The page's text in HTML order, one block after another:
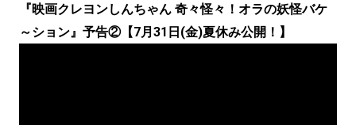
『映画クレヨンしんちゃん 奇々怪々！オラの妖怪バケ
～ション』予告②【7月31日(金)夏休み公開！】